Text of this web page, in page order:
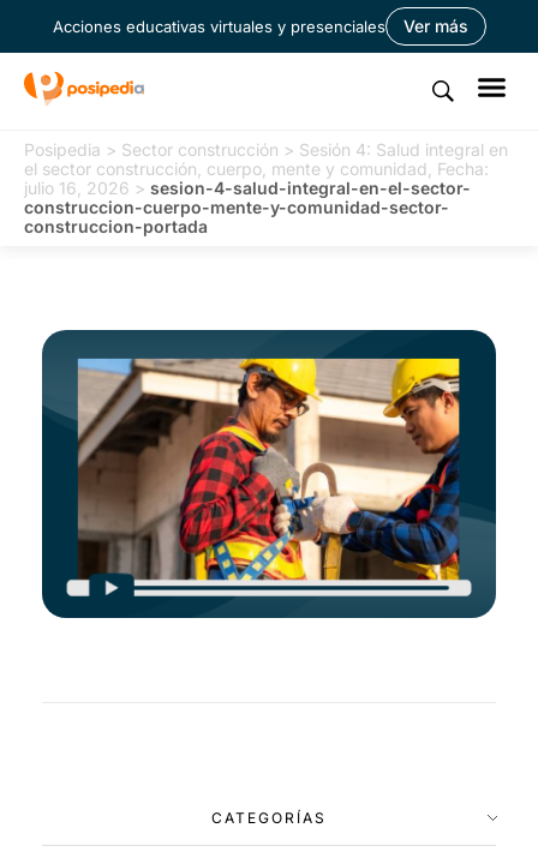
Acciones educativas virtuales y presenciales Ver más
Posipedia > Sector construcción > Sesión 4: Salud integral en
el sector construcción, cuerpo, mente y comunidad, Fecha:
julio 16, 2026 > sesion-4-salud-integral-en-el-sector-
construccion-cuerpo-mente-y-comunidad-sector-
construccion-portada
CATEGORÍAS